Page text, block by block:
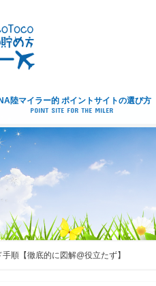
陸マイラー的 ポイントサイトの選び方
POINT SITE FOR THE MILER
順【徹底的に図解@役立たず】